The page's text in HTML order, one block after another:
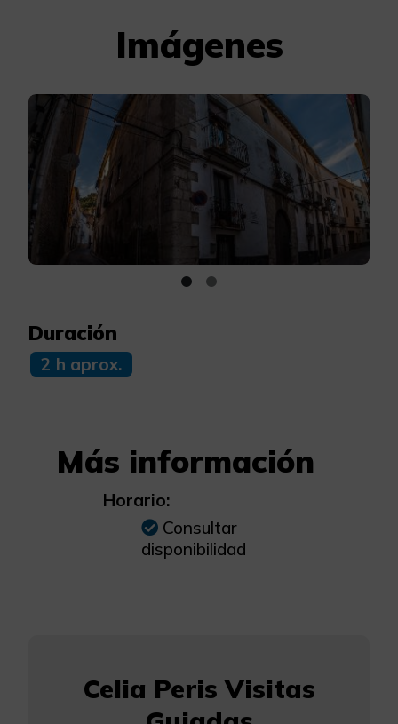
Imágenes
Duración
2 h aprox.
Más información
Horario:
Consultar
disponibilidad
Celia Peris Visitas